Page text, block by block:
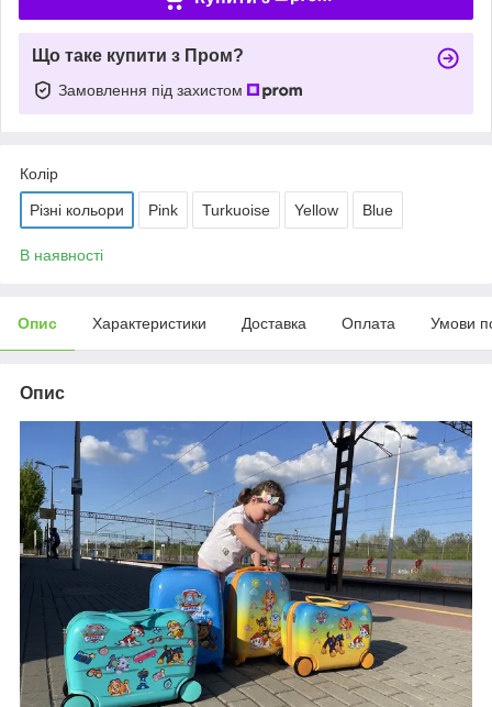
Що таке купити з Пром?
Замовлення під захистом
Колір
Різні кольори Pink Turkuoise Yellow Blue
В наявності
Опис Характеристики Доставка Оплата Умови
Опис